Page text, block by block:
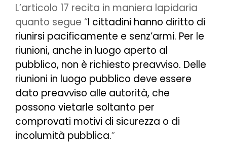
L’articolo 17 recita in maniera lapidaria
quanto segue “I cittadini hanno diritto di
riunirsi pacificamente e senz’armi. Per le
riunioni, anche in luogo aperto al
pubblico, non è richiesto preavviso. Delle
riunioni in luogo pubblico deve essere
dato preavviso alle autorità, che
possono vietarle soltanto per
comprovati motivi di sicurezza o di
incolumità pubblica.”